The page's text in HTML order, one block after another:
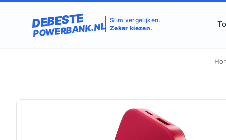
DEBESTE
POWERBANK.NL
Slim vergelijken.
Zeker kiezen.